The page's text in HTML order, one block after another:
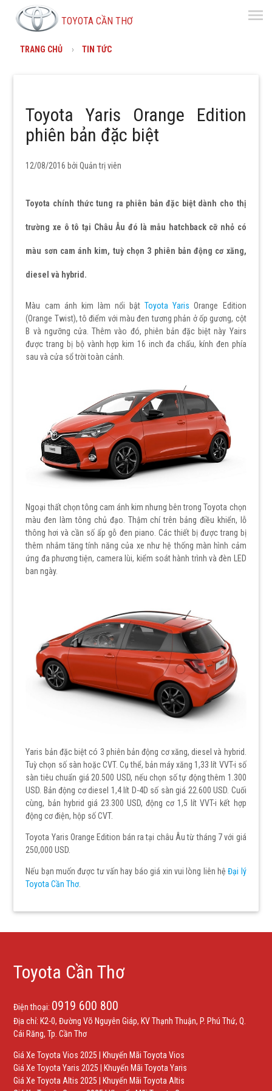
TOYOTA CẦN THƠ menu
TRANG CHỦ TIN TỨC
Toyota Yaris Orange Edition
phiên bản đặc biệt
12/08/2016 bởiQuản trị viên
Toyota chính thức tung ra phiên bản đặc biệt dành cho thị
trường xe ô tô tại Châu Âu đó là mẫu hatchback cỡ nhỏ có
màu sơn cam ánh kim, tuỳ chọn 3 phiên bản động cơ xăng,
diesel và hybrid.
Màu cam ánh kim làm nổi bậtToyota Yaris Orange Edition
(Orange Twist), tô điểm với màu đen tương phản ở ốp gương, cột
B và ngưỡng cửa. Thêm vào đó, phiên bản đặc biệt này Yairs
được trang bị bộ vành hợp kim 16 inch đa chấu, kính đen phía
sau và cửa sổ trời toàn cảnh.
Ngoại thất chọn tông cam ánh kim nhưng bên trong Toyota chọn
màu đen làm tông chủ đạo. Thậm chí trên bảng điều khiển, lỗ
thông hơi và cần số ấp gỗ đen piano. Các thiết bị được trang bị
thêm nhắm tăng tính năng của xe như hệ thống màn hình cảm
ứng đa phương tiện, camera lùi, kiểm soát hành trình và đèn LED
ban ngày.
Yaris bản đặc biệt có 3 phiên bản động cơ xăng, diesel và hybrid.
Tuỳ chọn số sàn hoặc CVT. Cụ thể, bản máy xăng 1,33 lít VVT-i số
sàn tiêu chuẩn giá 20.500 USD, nếu chọn số tự động thêm 1.300
USD. Bản động cơ diesel 1,4 lít D-4D số sàn giá 22.600 USD. Cuối
cùng, bản hybrid giá 23.300 USD, động cơ 1,5 lít VVT-i kết hợp
động cơ điện, hộp số CVT.
Toyota Yaris Orange Edition bán ra tại châu Âu từ tháng 7 với giá
250,000 USD.
Nếu bạn muốn được tư vấn hay báo giá xin vui lòng liên hệĐại lý
Toyota Cần Thơ
Toyota Cần Thơ
Điện thoại: 0919 600 800
Địa chỉ: K2-0, Đường Võ Nguyên Giáp, KV Thạnh Thuận, P. Phú Thứ, Q.
Cái Răng, Tp. Cần Thơ
Giá Xe Toyota Vios 2025 |Khuyến Mãi Toyota Vios
Giá Xe Toyota Yaris 2025 |Khuyến Mãi Toyota Yaris
Giá Xe Toyota Altis 2025 |Khuyến Mãi Toyota Altis